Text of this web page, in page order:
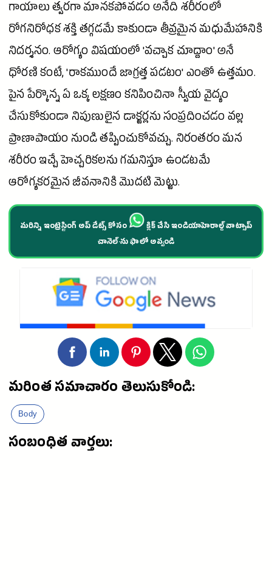
గాయాలు త్వరగా మానకపోవడం అనేది శరీరంలో
రోగనిరోధకశక్తితగ్గడమే కాకుండా తీవ్రమైన మధుమేహానికి
నిదర్శనం. ఆరోగ్యం విషయంలో 'వచ్చాక చూద్దాం' అనే
ధోరణి కంటే, 'రాకముందే జాగ్రత్త పడటం' ఎంతో ఉత్తమం.
పైన పేర్కొన్న ఏ ఒక్క లక్షణం కనిపించినా స్వీయ వైద్యం
చేసుకోకుండా నిపుణులైన డాక్టర్లను సంప్రదించడం వల్ల
ప్రాణాపాయం నుండి తప్పించుకోవచ్చు. నిరంతరం మన
శరీరం ఇచ్చే హెచ్చరికలను గమనిస్తూ ఉండటమే
ఆరోగ్యకరమైన జీవనానికి మొదటి మెట్టు.
మరిన్ని ఇంట్రెస్టింగ్ అప్ డేట్స్ కోసం
క్లిక్ చేసి ఇండియాహెరాల్డ్ వాట్సాప్
చానెల్·ను ఫాలో అవ్వండి
మరింత సమాచారం తెలుసుకోండి:
Body
సంబంధిత వార్తలు: